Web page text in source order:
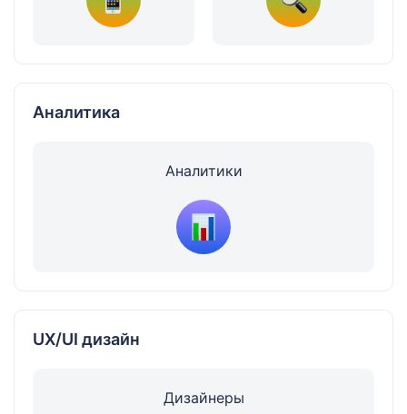
Аналитика
Аналитики
UX/UI дизайн
Дизайнеры